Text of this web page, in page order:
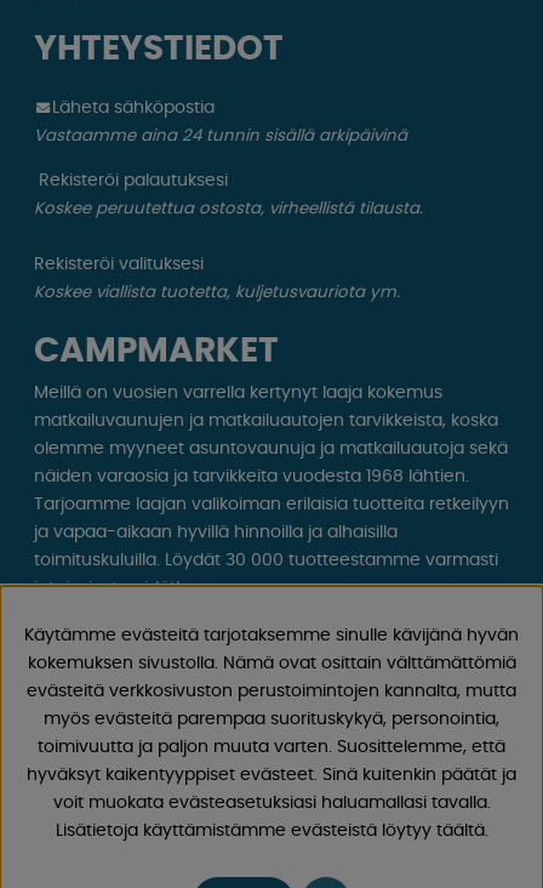
YHTEYSTIEDOT
Läheta sähköpostia
Vastaamme aina 24 tunnin sisällä arkipäivinä
Rekisteröi palautuksesi
Koskee peruutettua ostosta, virheellistä tilausta.
Rekisteröi valituksesi
Koskee viallista tuotetta, kuljetusvauriota ym.
CAMPMARKET
Meillä on vuosien varrella kertynyt laaja kokemus
matkailuvaunujen ja matkailuautojen tarvikkeista, koska
olemme myyneet asuntovaunuja ja matkailuautoja sekä
näiden varaosia ja tarvikkeita vuodesta 1968 lähtien.
Tarjoamme laajan valikoiman erilaisia ​​tuotteita retkeilyyn
ja vapaa-aikaan hyvillä hinnoilla ja alhaisilla
toimituskuluilla. Löydät 30 000 tuotteestamme varmasti
jotain, josta pidät!
Seuraa meitä Facebookissa ja Instagramissa saadaksesi
inspiraatiota, uutisia ja ainutlaatuisia tarjouksia.
Leirintäelämä alkaa meiltä!
Käytämme evästeitä tarjotaksemme sinulle kävijänä hyvän
kokemuksen sivustolla. Nämä ovat osittain välttämättömiä
evästeitä verkkosivuston perustoimintojen kannalta, mutta
myös evästeitä parempaa suorituskykyä, personointia,
toimivuutta ja paljon muuta varten. Suosittelemme, että
hyväksyt kaikentyyppiset evästeet. Sinä kuitenkin päätät ja
voit muokata evästeasetuksiasi haluamallasi tavalla.
Lisätietoja käyttämistämme evästeistä löytyy täältä.